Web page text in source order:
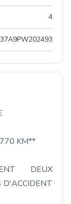
4
KM**
DEUX
D'ACCIDENT